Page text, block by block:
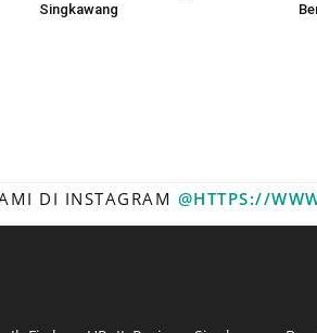
Singkawang
DI INSTAGRAM @HTTPS://